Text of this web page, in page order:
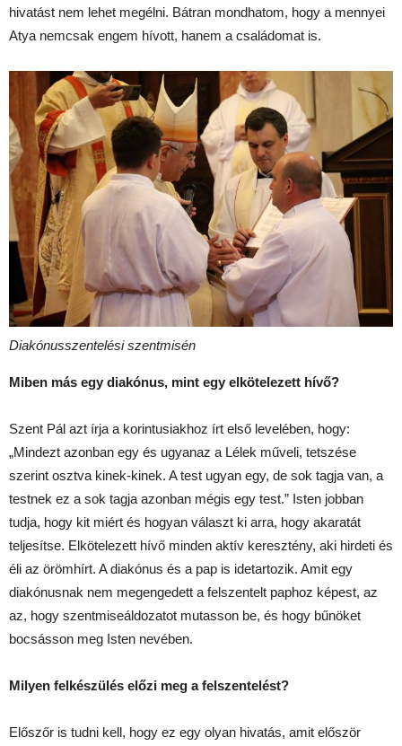
hivatást nem lehet megélni. Bátran mondhatom, hogy a mennyei
Atya nemcsak engem hívott, hanem a családomat is.
Diakónusszentelési szentmisén
Miben más egy diakónus, mint egy elkötelezett hívő?
Szent Pál azt írja a korintusiakhoz írt első levelében, hogy:
„Mindezt azonban egy és ugyanaz a Lélek műveli, tetszése
szerint osztva kinek-kinek. A test ugyan egy, de sok tagja van, a
testnek ez a sok tagja azonban mégis egy test.” Isten jobban
tudja, hogy kit miért és hogyan választ ki arra, hogy akaratát
teljesítse. Elkötelezett hívő minden aktív keresztény, aki hirdeti és
éli az örömhírt. A diakónus és a pap is idetartozik. Amit egy
diakónusnak nem megengedett a felszentelt paphoz képest, az
az, hogy szentmiseáldozatot mutasson be, és hogy bűnöket
bocsásson meg Isten nevében.
Milyen felkészülés előzi meg a felszentelést?
Előszőr is tudni kell, hogy ez egy olyan hivatás, amit először